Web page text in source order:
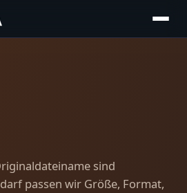
sind
passen wir Größe, Format,